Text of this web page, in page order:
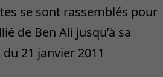
se sont rassemblés pour
de Ben Ali jusqu’à sa
21 janvier 2011